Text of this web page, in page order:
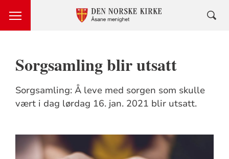
Sorgsamling blir utsatt
Sorgsamling: Å leve med sorgen som skulle
vært i dag lørdag 16. jan. 2021 blir utsatt.